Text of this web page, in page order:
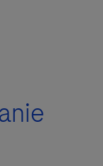
reviewed below:
privacy.html